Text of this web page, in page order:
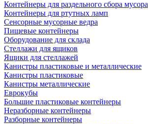
Контейнеры для раздельного сбора мусора
Контейнеры для ртутных ламп
Сенсорные мусорные ведра
Пищевые контейнеры
Оборудование для склада
Стеллажи для ящиков
Ящики для стеллажей
Канистры пластиковые и металлические
Канистры пластиковые
Канистры металлические
Еврокубы
Большие пластиковые контейнеры
Неразборные контейнеры
Разборные контейнеры